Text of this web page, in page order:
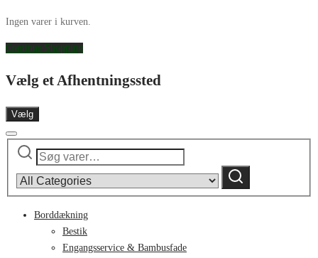
Ingen varer i kurven.
Continue Shopping
Vælg et Afhentningssted
Vælg
Søg
category:
Søg
Borddækning
Bestik
Engangsservice & Bambusfade